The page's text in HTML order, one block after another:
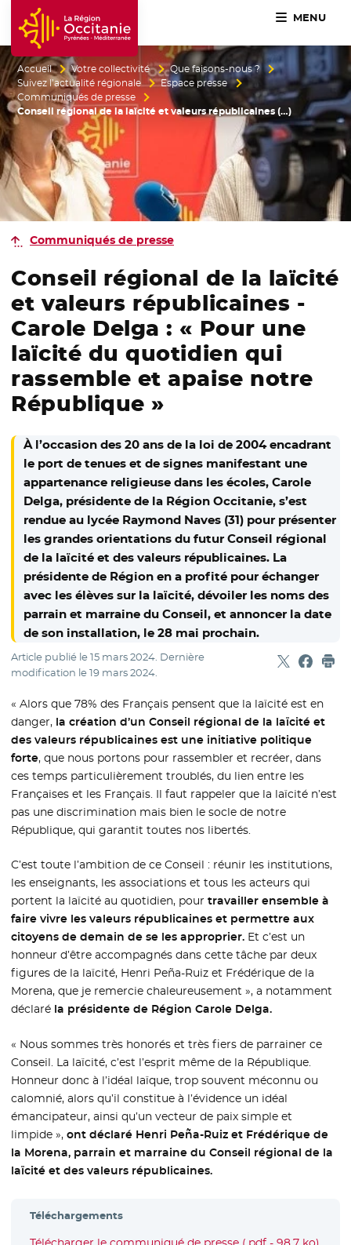
Accueil Région Occitanie / Pyrénées-Méditerranée
MENU
Accueil Votre collectivité
Que faisons-nous ?
Suivez l’actualité régionale
Espace presse
Communiqués de presse
Conseil régional de la laïcité et valeurs républicaines (…)
Communiqués de presse
Conseil régional de la laïcité
et valeurs républicaines -
Carole Delga : « Pour une
laïcité du quotidien qui
rassemble et apaise notre
République »
À l’occasion des 20 ans de la loi de 2004 encadrant
le port de tenues et de signes manifestant une
appartenance religieuse dans les écoles, Carole
Delga, présidente de la Région Occitanie, s’est
rendue au lycée Raymond Naves (31) pour présenter
les grandes orientations du futur Conseil régional
de la laïcité et des valeurs républicaines. La
présidente de Région en a profité pour échanger
avec les élèves sur la laïcité, dévoiler les noms des
parrain et marraine du Conseil, et annoncer la date
de son installation, le 28 mai prochain.
Article publié le15 mars 2024. Dernière
modification le19 mars 2024. Partager
- Nouvelle
-
« Alors que 78% des Français pensent que la laïcité est en
danger, la création d’un Conseil régional de la laïcité et
des valeurs républicaines est une initiative politique
forte, que nous portons pour rassembler et recréer, dans
ces temps particulièrement troublés, du lien entre les
Françaises et les Français. Il faut rappeler que la laïcité n’est
pas une discrimination mais bien le socle de notre
République, qui garantit toutes nos libertés.
C’est toute l’ambition de ce Conseil : réunir les institutions,
les enseignants, les associations et tous les acteurs qui
portent la laïcité au quotidien, pourtravailler ensemble à
faire vivre les valeurs républicaines et permettre aux
citoyens de demain de se les approprier. Et c’est un
honneur d’être accompagnés dans cette tâche par deux
figures de la laïcité, Henri Peña-Ruiz et Frédérique de la
Morena, que je remercie chaleureusement », a notamment
déclaré la présidente de Région Carole Delga.
« Nous sommes très honorés et très fiers de parrainer ce
Conseil. La laïcité, c’est l’esprit même de la République.
Honneur donc à l’idéal laïque, trop souvent méconnu ou
calomnié, alors qu’il constitue à l’évidence un idéal
émancipateur, ainsi qu’un vecteur de paix simple et
limpide »,ont déclaré Henri Peña-Ruiz et Frédérique de
la Morena, parrain et marraine du Conseil régional de la
laïcité et des valeurs républicaines.
Téléchargements